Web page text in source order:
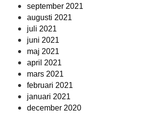
september 2021
augusti 2021
juli 2021
juni 2021
maj 2021
april 2021
mars 2021
februari 2021
januari 2021
december 2020